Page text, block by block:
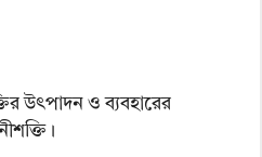
উৎপাদন ও ব্যবহারের